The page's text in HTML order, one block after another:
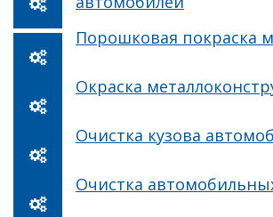
Порошковая покраска
Окраска
Очистка кузова
Очистка